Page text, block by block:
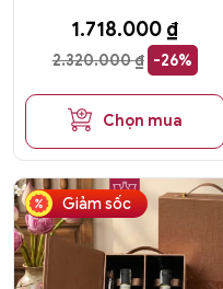
2.320.000₫ -26%
1.718.000 ₫
Chọn mua
Giảm sốc